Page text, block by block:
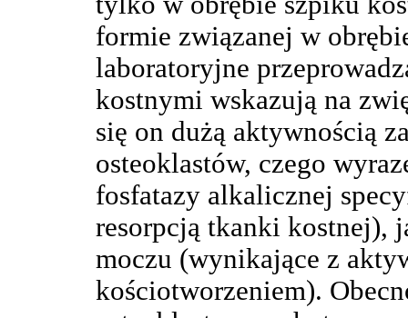
formie związanej w
laboratoryjne
kostnymi wskazują na
się on dużą aktywnością
osteoklastów, czego
fosfatazy alkalicznej
resorpcją tkanki kostnej),
moczu (wynikające z
kościotworzeniem).